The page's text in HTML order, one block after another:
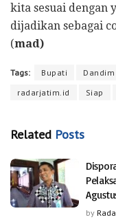
kita sesuai dengan
dijadikan sebagai
(mad)
Tags: Bupati Dandim
radarjatim.id
Siap
Related Posts
by